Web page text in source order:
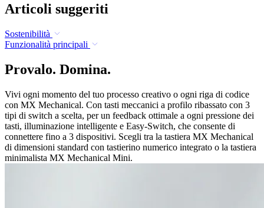
Articoli suggeriti
Sostenibilità
Funzionalità principali
Provalo. Domina.
Vivi ogni momento del tuo processo creativo o ogni riga di codice
con MX Mechanical. Con tasti meccanici a profilo ribassato con 3
tipi di switch a scelta, per un feedback ottimale a ogni pressione dei
tasti, illuminazione intelligente e Easy-Switch, che consente di
connettere fino a 3 dispositivi. Scegli tra la tastiera MX Mechanical
di dimensioni standard con tastierino numerico integrato o la tastiera
minimalista MX Mechanical Mini.